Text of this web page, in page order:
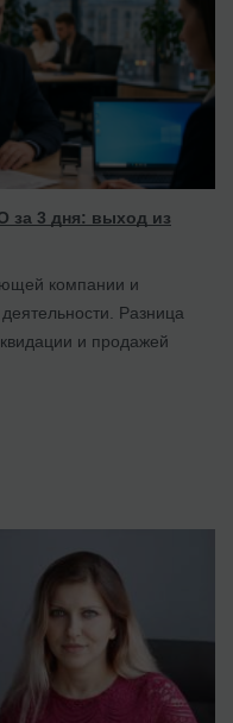
за 3 дня: выход из
компании и
Разница
и продажей